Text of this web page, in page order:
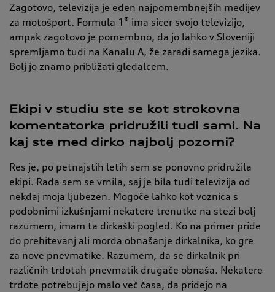
Zagotovo, televizija je eden najpomembnejših medijev
za motošport. Formula 1 ® ima sicer svojo televizijo,
ampak zagotovo je pomembno, da jo lahko v Sloveniji
spremljamo tudi na Kanalu A, že zaradi samega jezika.
Bolj jo znamo približati gledalcem.
Ekipi v studiu ste se kot strokovna
komentatorka pridružili tudi sami. Na
kaj ste med dirko najbolj pozorni?
Res je, po petnajstih letih sem se ponovno pridružila
ekipi. Rada sem se vrnila, saj je bila tudi televizija od
nekdaj moja ljubezen. Mogoče lahko kot voznica s
podobnimi izkušnjami nekatere trenutke na stezi bolj
razumem, imam ta dirkaški pogled. Ko na primer pride
do prehitevanj ali morda obnašanje dirkalnika, ko gre
za nove pnevmatike. Razumem, da se dirkalnik pri
različnih trdotah pnevmatik drugače obnaša. Nekatere
trdote potrebujejo malo več časa, da pridejo na